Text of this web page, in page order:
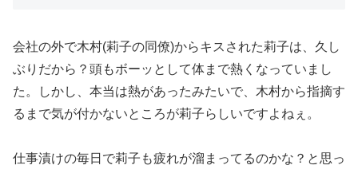
会社の外で木村(莉子の同僚)からキスされた莉子は、久し
ぶりだから？頭もボーッとして体まで熱くなっていまし
た。しかし、本当は熱があったみたいで、木村から指摘す
るまで気が付かないところが莉子らしいですよねぇ。
仕事漬けの毎日で莉子も疲れが溜まってるのかな？と思っ